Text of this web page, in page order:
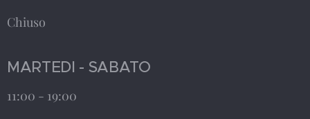
Chiuso
MARTEDI - SABATO
11:00 - 19:00